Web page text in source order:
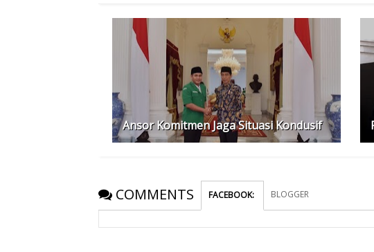
Ansor Komitmen Jaga Situasi Kondusif
COMMENTS FACEBOOK: BLOGGER